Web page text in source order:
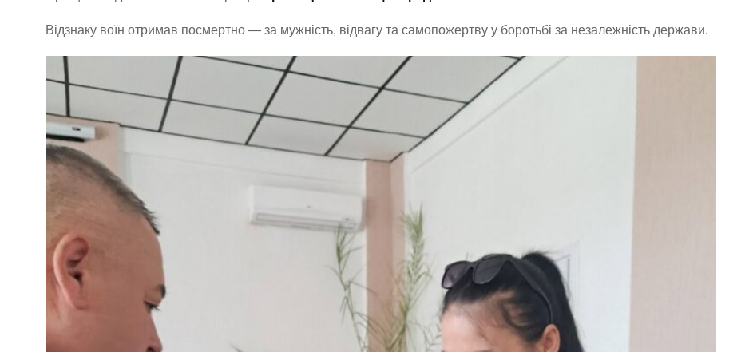
Відзнаку воїн отримав посмертно — за мужність, відвагу та самопожертву у боротьбі за незалежність держави.